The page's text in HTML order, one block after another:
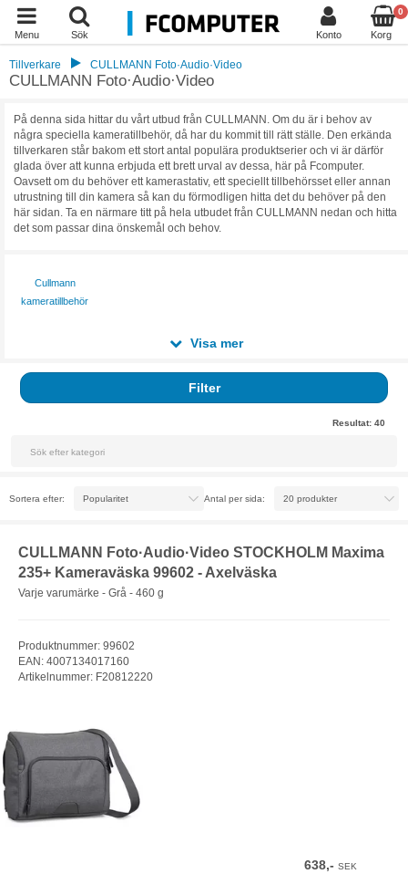
Menu Sök Konto
0
Korg
Tillverkare CULLMANN Foto·Audio·Video
CULLMANN Foto·Audio·Video
På denna sida hittar du vårt utbud från CULLMANN. Om du är i behov av
några speciella kameratillbehör, då har du kommit till rätt ställe. Den erkända
tillverkaren står bakom ett stort antal populära produktserier och vi är därför
glada över att kunna erbjuda ett brett urval av dessa, här på Fcomputer.
Oavsett om du behöver ett kamerastativ, ett speciellt tillbehörsset eller annan
utrustning till din kamera så kan du förmodligen hitta det du behöver på den
här sidan. Ta en närmare titt på hela utbudet från CULLMANN nedan och hitta
det som passar dina önskemål och behov.
Cullmann
kameratillbehör
Visa mer
Filter
Resultat: 40
Sortera efter: Antal per sida:
CULLMANN Foto·Audio·Video STOCKHOLM Maxima
235+ Kameraväska 99602 - Axelväska
Varje varumärke - Grå - 460 g
Produktnummer: 99602
EAN: 4007134017160
Artikelnummer: F20812220
638,-SEK